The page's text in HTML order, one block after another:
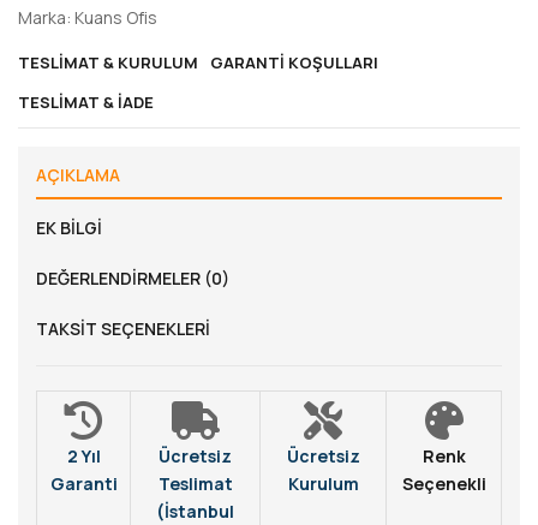
Marka: Kuans Ofis
TESLIMAT & KURULUM
GARANTI KOŞULLARI
TESLIMAT & İADE
AÇIKLAMA
EK BILGI
DEĞERLENDIRMELER (0)
TAKSIT SEÇENEKLERI
2 Yıl
Garanti
Ücretsiz
Teslimat
(İstanbul
Ücretsiz
Kurulum
Renk
Seçenekli